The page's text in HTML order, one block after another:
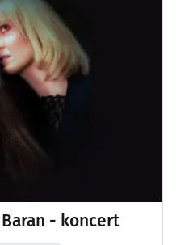
- koncert